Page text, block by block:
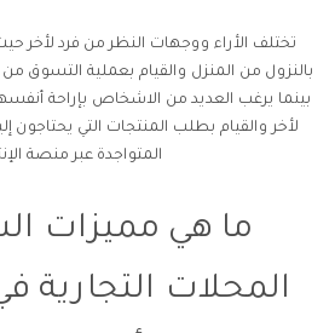
تختلف الأراء ووجهات النظر من فرد لأخر
بالنزول من المنزل والقيام بعملية التسوق من
بينما يرغب العديد من الاشخاص بإراحة
لأخر والقيام بطلب المنتجات التي يحتاجون
المتواجدة عبر منصة
ما هي مميزات
المحلات